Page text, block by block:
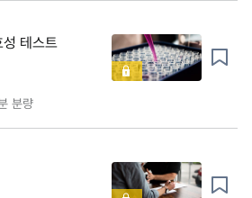
테스트
분량